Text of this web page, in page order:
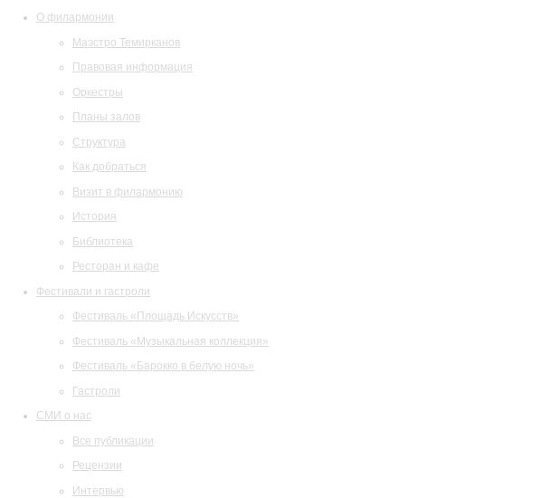
О филармонии
Маэстро Темирканов
Правовая информация
Оркестры
Планы залов
Структура
Как добраться
Визит в филармонию
История
Библиотека
Ресторан и кафе
Фестивали и гастроли
Фестиваль «Площадь Искусств»
Фестиваль «Музыкальная коллекция»
Фестиваль «Барокко в белую ночь»
Гастроли
СМИ о нас
Все публикации
Рецензии
Интервью